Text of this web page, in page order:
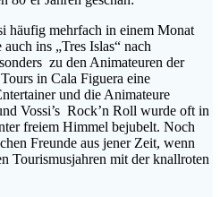
häufig mehrfach in einem Monat
ins „Tres Islas“ nach
zu den Animateuren der
in Cala Figuera eine
und die Animateure
Vossi’s Rock’n Roll wurde oft in
freiem Himmel bejubelt. Noch
Freunde aus jener Zeit, wenn
Tourismusjahren mit der knallroten